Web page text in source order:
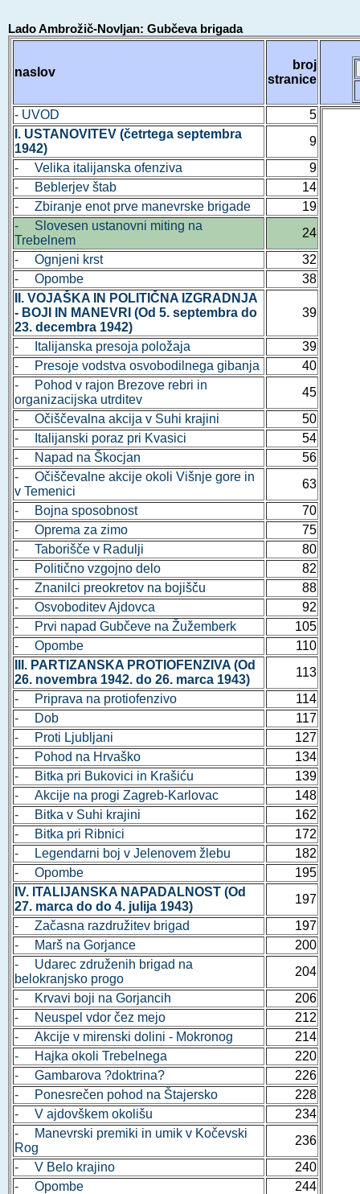
Lado Ambrožič-Novljan: Gubčeva brigada
naslov
broj
stranice
- UVOD
5
I. USTANOVITEV (četrtega septembra
1942)
9
- Velika italijanska ofenziva
9
- Beblerjev štab
14
- Zbiranje enot prve manevrske brigade
19
- Slovesen ustanovni miting na
Trebelnem
24
- Ognjeni krst
32
- Opombe
38
II. VOJAŠKA IN POLITIČNA IZGRADNJA
- BOJI IN MANEVRI (Od 5. septembra do
23. decembra 1942)
39
- Italijanska presoja položaja
39
- Presoje vodstva osvobodilnega gibanja
40
- Pohod v rajon Brezove rebri in
organizacijska utrditev
45
- Očiščevalna akcija v Suhi krajini
50
- Italijanski poraz pri Kvasici
54
- Napad na Škocjan
56
- Očiščevalne akcije okoli Višnje gore in
v Temenici
63
- Bojna sposobnost
70
- Oprema za zimo
75
- Taborišče v Radulji
80
- Politično vzgojno delo
82
- Znanilci preokretov na bojišču
88
- Osvoboditev Ajdovca
92
- Prvi napad Gubčeve na Žužemberk
105
- Opombe
110
III. PARTIZANSKA PROTIOFENZIVA (Od
26. novembra 1942. do 26. marca 1943)
113
- Priprava na protiofenzivo
114
- Dob
117
- Proti Ljubljani
127
- Pohod na Hrvaško
134
- Bitka pri Bukovici in Krašiću
139
- Akcije na progi Zagreb-Karlovac
148
- Bitka v Suhi krajini
162
- Bitka pri Ribnici
172
- Legendarni boj v Jelenovem žlebu
182
- Opombe
195
IV. ITALIJANSKA NAPADALNOST (Od
27. marca do do 4. julija 1943)
197
- Začasna razdružitev brigad
197
- Marš na Gorjance
200
- Udarec združenih brigad na
belokranjsko progo
204
- Krvavi boji na Gorjancih
206
- Neuspel vdor čez mejo
212
- Akcije v mirenski dolini - Mokronog
214
- Hajka okoli Trebelnega
220
- Gambarova ?doktrina?
226
- Ponesrečen pohod na Štajersko
228
- V ajdovškem okolišu
234
- Manevrski premiki in umik v Kočevski
Rog
236
- V Belo krajino
240
- Opombe
244